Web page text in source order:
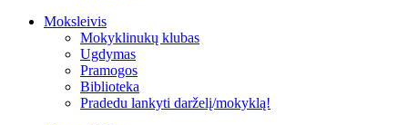
Moksleivis
Mokyklinukų klubas
Ugdymas
Pramogos
Biblioteka
Pradedu lankyti darželį/mokyklą!